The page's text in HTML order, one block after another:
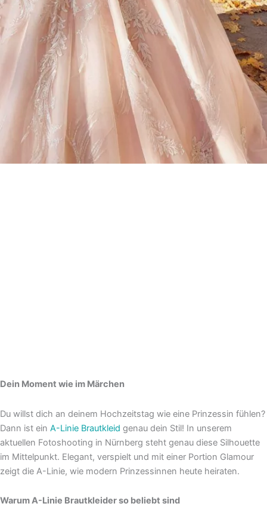
Dein Moment wie im Märchen
Du willst dich an deinem Hochzeitstag wie eine Prinzessin fühlen?
Dann ist ein A-Linie Brautkleid genau dein Stil! In unserem
aktuellen Fotoshooting in Nürnberg steht genau diese Silhouette
im Mittelpunkt. Elegant, verspielt und mit einer Portion Glamour
zeigt die A-Linie, wie modern Prinzessinnen heute heiraten.
Warum A-Linie Brautkleider so beliebt sind